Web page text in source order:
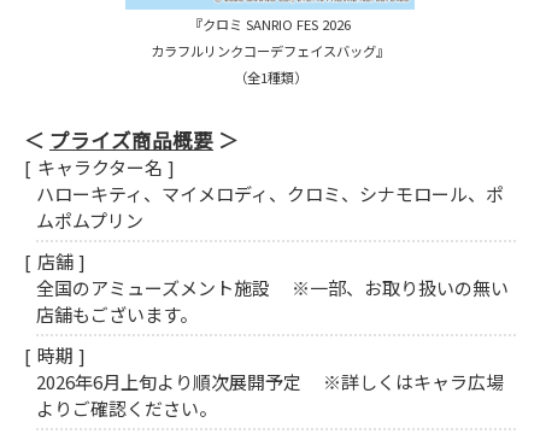
『クロミ SANRIO FES 2026
カラフルリンクコーデフェイスバッグ』
（全1種類）
プライズ商品概要
キャラクター名
ハローキティ、マイメロディ、クロミ、シナモロール、ポ
ムポムプリン
店舗
全国のアミューズメント施設 ※一部、お取り扱いの無い
店舗もございます。
時期
2026年6月上旬より順次展開予定 ※詳しくはキャラ広場
よりご確認ください。